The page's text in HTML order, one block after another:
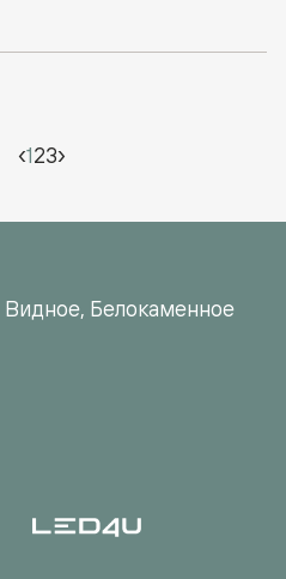
‹123›
Видное, Белокаменное